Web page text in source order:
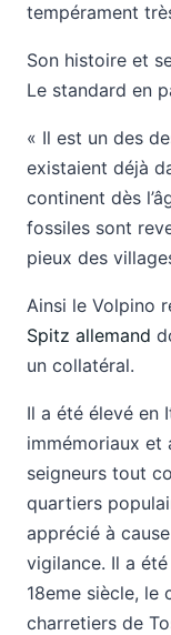
tempérament
Son histoire et
Le standard en
« Il est un des
existaient déjà
continent dès
fossiles sont
pieux des
Ainsi le Volpino
Spitz allemand
un collatéral.
Il a été élevé en
immémoriaux et
seigneurs tout
quartiers
apprécié à
vigilance. Il a
18eme siècle, le
charretiers de